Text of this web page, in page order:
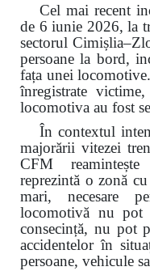
Cel mai recent
de 6 iunie 2026, la
sectorul
persoane la bord,
fața unei
înregistrate
locomotiva au fost
În contextul
majorării vitezei
CFM
reprezintă o zonă
mari, necesare
locomotivă nu pot
consecință, nu pot
accidentelor în
persoane, vehicule